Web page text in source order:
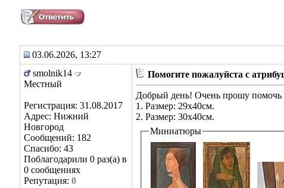
03.06.2026, 13:27
smolnik14
Местный
Регистрация: 31.08.2017
Адрес: Нижний
Новгород
Сообщений: 182
Спасибо: 43
Поблагодарили 0 раз(а) в
0 сообщениях
Репутация: 0
Помогите пожалуйста с
Добрый день! Очень прошу помочь
1. Размер: 29х40см.
2. Размер: 30х40см.
Миниатюры